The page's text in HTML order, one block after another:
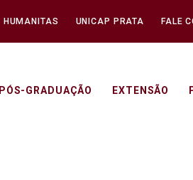
HUMANITAS UNICAP PRATA FALE
PÓS-GRADUAÇÃO EXTENSÃO